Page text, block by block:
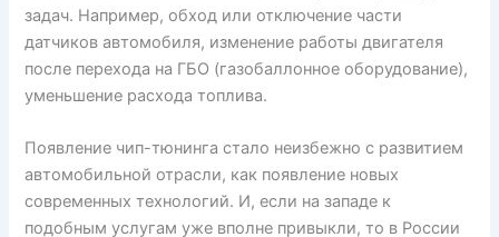
задач. Например, обход или отключение части
датчиков автомобиля, изменение работы двигателя
после перехода на ГБО (газобаллонное оборудование),
уменьшение расхода топлива.
Появление чип-тюнинга стало неизбежно с развитием
автомобильной отрасли, как появление новых
современных технологий. И, если на западе к
подобным услугам уже вполне привыкли, то в России